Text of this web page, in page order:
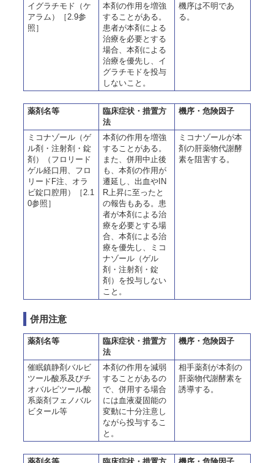
イグラチモド（ケ
アラム）［2.9参
照］
本剤の作用を増強
することがある。
患者が本剤による
治療を必要とする
場合、本剤による
治療を優先し、イ
グラチモドを投与
しないこと。
機序は不明であ
る。
薬剤名等
臨床症状・措置方
法
機序・危険因子
ミコナゾール（ゲ
ル剤・注射剤・錠
剤）（フロリード
ゲル経口用、フロ
リードF注、オラ
ビ錠口腔用）［2.1
0参照］
本剤の作用を増強
することがある。
また、併用中止後
も、本剤の作用が
遷延し、出血やIN
R上昇に至ったと
の報告もある。患
者が本剤による治
療を必要とする場
合、本剤による治
療を優先し、ミコ
ナゾール（ゲル
剤・注射剤・錠
剤）を投与しない
こと。
ミコナゾールが本
剤の肝薬物代謝酵
素を阻害する。
併用注意
薬剤名等
臨床症状・措置方
法
機序・危険因子
催眠鎮静剤バルビ
ツール酸系及びチ
オバルビツール酸
系薬剤フェノバル
ビタール等
本剤の作用を減弱
することがあるの
で、併用する場合
には血液凝固能の
変動に十分注意し
ながら投与するこ
と。
相手薬剤が本剤の
肝薬物代謝酵素を
誘導する。